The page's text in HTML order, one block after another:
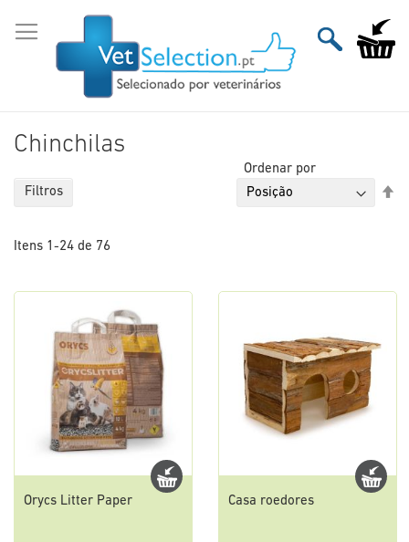
para
Conteúdo
O Meu
Chinchilas
Itens 1 -24 de 76
Ordenar por
Orycs Litter Paper Casa roedores
Filtros